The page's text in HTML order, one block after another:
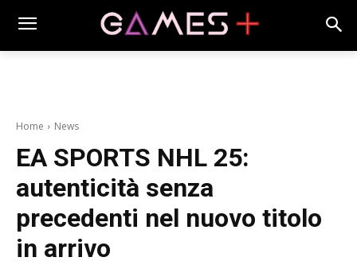
Home News
EA SPORTS NHL 25:
autenticità senza
precedenti nel nuovo titolo
in arrivo